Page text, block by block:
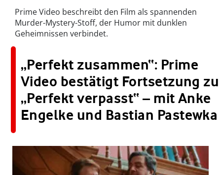
Prime Video beschreibt den Film als spannenden
Murder-Mystery-Stoff, der Humor mit dunklen
Geheimnissen verbindet.
„Perfekt zusammen“: Prime
Video bestätigt Fortsetzung zu
„Perfekt verpasst“ – mit Anke
Engelke und Bastian Pastewka